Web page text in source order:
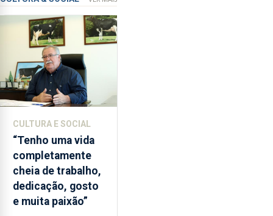
microbiológica”,
pela
terceira
desde
o
início
da
época
balnear
CULTURA E SOCIAL
“Tenho uma vida
completamente
cheia de trabalho,
dedicação, gosto
e muita paixão”